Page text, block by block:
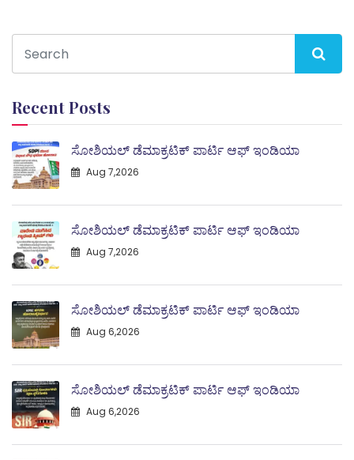
Recent Posts
ಸೋಶಿಯಲ್ ಡೆಮಾಕ್ರಟಿಕ್ ಪಾರ್ಟಿ ಆಫ್ ಇಂಡಿಯಾ
Aug 7,2026
ಸೋಶಿಯಲ್ ಡೆಮಾಕ್ರಟಿಕ್ ಪಾರ್ಟಿ ಆಫ್ ಇಂಡಿಯಾ
Aug 7,2026
ಸೋಶಿಯಲ್ ಡೆಮಾಕ್ರಟಿಕ್ ಪಾರ್ಟಿ ಆಫ್ ಇಂಡಿಯಾ
Aug 6,2026
ಸೋಶಿಯಲ್ ಡೆಮಾಕ್ರಟಿಕ್ ಪಾರ್ಟಿ ಆಫ್ ಇಂಡಿಯಾ
Aug 6,2026